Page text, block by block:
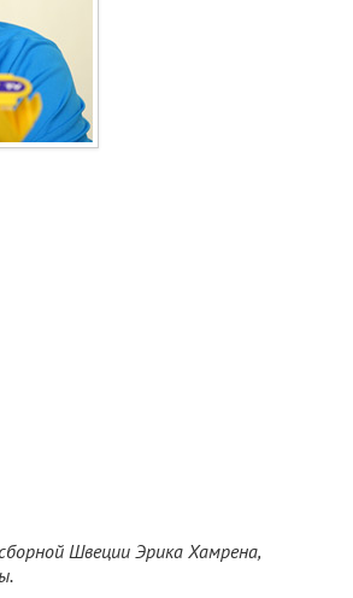
Швеции Эрика Хамрена,